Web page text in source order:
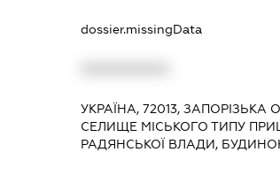
dossier.missingData
УКРАЇНА, 72013,
СЕЛИЩЕ МІСЬКОГО ТИПУ
РАДЯНСЬКОЇ ВЛАДИ,